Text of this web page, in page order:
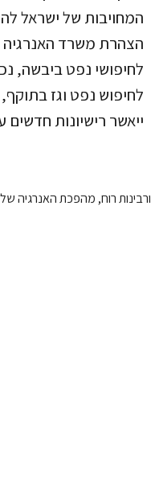
המחויבות של ישראל
לחיפוש נפט וגז
ייאשר רישיונות